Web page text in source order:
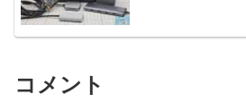
コメント